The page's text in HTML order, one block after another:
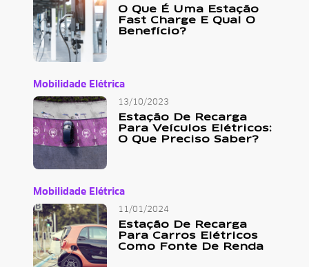
O Que É Uma Estação
Fast Charge E Qual O
Benefício?
Mobilidade Elétrica
13/10/2023
Estação De Recarga
Para Veículos Elétricos:
O Que Preciso Saber?
Mobilidade Elétrica
11/01/2024
Estação De Recarga
Para Carros Elétricos
Como Fonte De Renda